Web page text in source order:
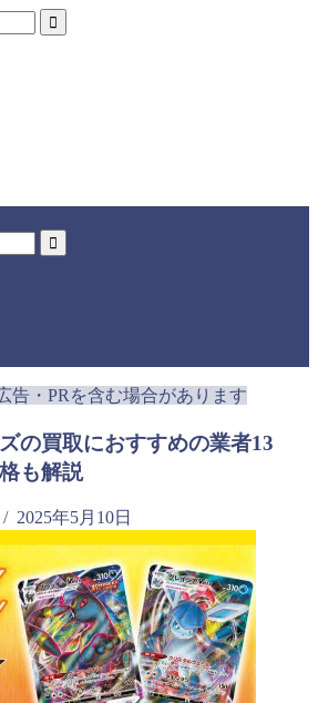
告・PRを含む場合があります
の買取におすすめの業者13
も解説
/ 2025年5月10日